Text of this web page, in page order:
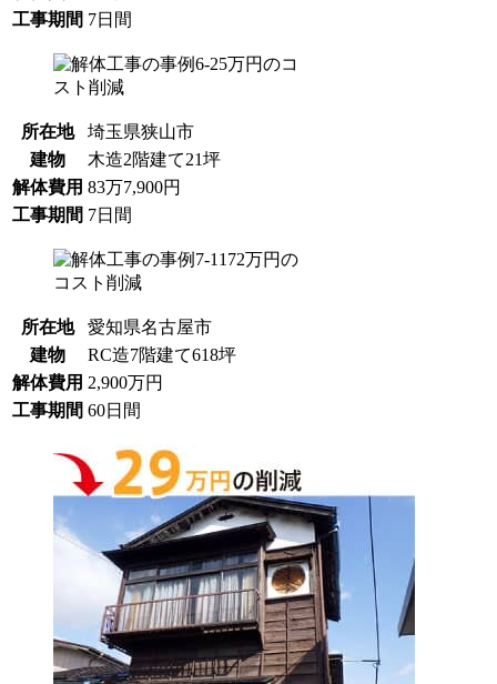
工事期間 7日間
所在地
埼玉県狭山市
建物
木造2階建て21坪
解体費用 83万7,900円
工事期間 7日間
所在地
愛知県名古屋市
建物
RC造7階建て618坪
解体費用 2,900万円
工事期間 60日間